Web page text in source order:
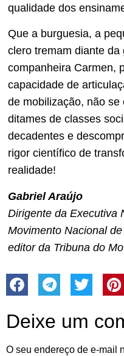
qualidade dos
Que a burguesia, a
clero tremam diante da
companheira Carmen,
capacidade de
de mobilização, não se
ditames de classes
decadentes e
rigor científico de
realidade!
Gabriel Araújo
Dirigente da Executiva
Movimento Nacional
editor da Tribuna do
Deixe um
O seu endereço de e-mail